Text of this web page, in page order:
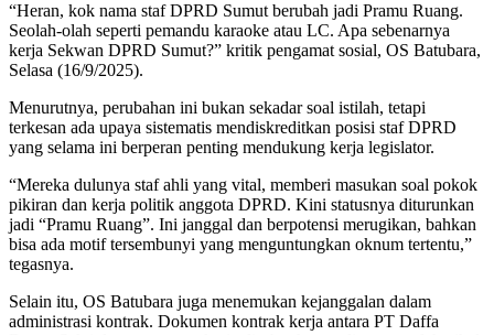
“Heran, kok nama staf DPRD Sumut berubah jadi Pramu Ruang.
Seolah-olah seperti pemandu karaoke atau LC. Apa sebenarnya
kerja Sekwan DPRD Sumut?” kritik pengamat sosial, OS Batubara,
Selasa (16/9/2025).
Menurutnya, perubahan ini bukan sekadar soal istilah, tetapi
terkesan ada upaya sistematis mendiskreditkan posisi staf DPRD
yang selama ini berperan penting mendukung kerja legislator.
“Mereka dulunya staf ahli yang vital, memberi masukan soal pokok
pikiran dan kerja politik anggota DPRD. Kini statusnya diturunkan
jadi “Pramu Ruang”. Ini janggal dan berpotensi merugikan, bahkan
bisa ada motif tersembunyi yang menguntungkan oknum tertentu,”
tegasnya.
Selain itu, OS Batubara juga menemukan kejanggalan dalam
administrasi kontrak. Dokumen kontrak kerja antara PT Daffa